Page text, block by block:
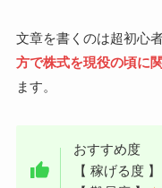
文章を書くのは超初心
方で株式を現役の頃に
ます。
おすすめ度
【 稼げる度 】